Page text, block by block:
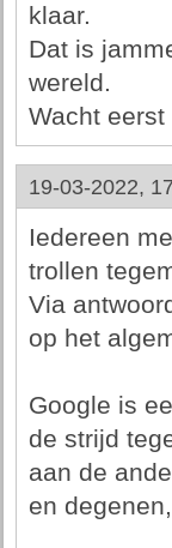
klaar.
Dat is
wereld.
Wacht
19-03-2022,
Iedereen
trollen
Via
op het
Google is
de strijd
aan de
en